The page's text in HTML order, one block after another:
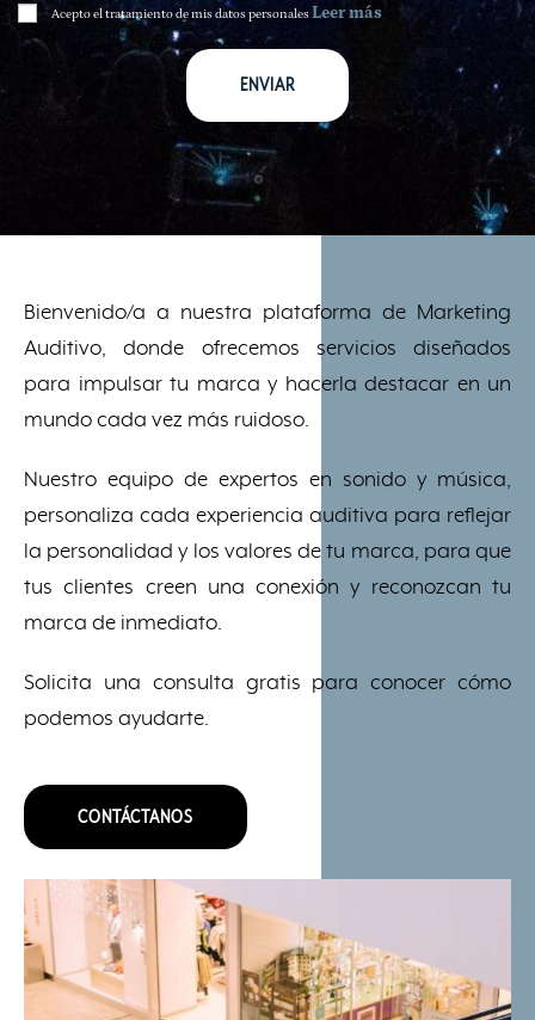
Acepto el tratamiento de mis datos personales.Leer más
Bienvenido/a a nuestra plataforma de Marketing
Auditivo, donde ofrecemos servicios diseñados
para impulsar tu marca y hacerla destacar en un
mundo cada vez más ruidoso.
Nuestro equipo de expertos en sonido y música,
personaliza cada experiencia auditiva para reflejar
la personalidad y los valores de tu marca, para que
tus clientes creen una conexión y reconozcan tu
marca de inmediato.
Solicita una consulta gratis para conocer cómo
podemos ayudarte.
CONTÁCTANOS